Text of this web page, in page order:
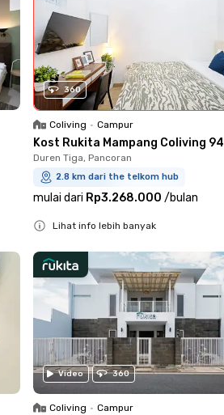
360
Coliving • Campur
Kost Rukita Mampang Coliving 94
Duren Tiga, Pancoran
2.8 km dari the telkom hub
mulai dari Rp3.268.000 /bulan
Lihat info lebih banyak
Video 360
Coliving • Campur